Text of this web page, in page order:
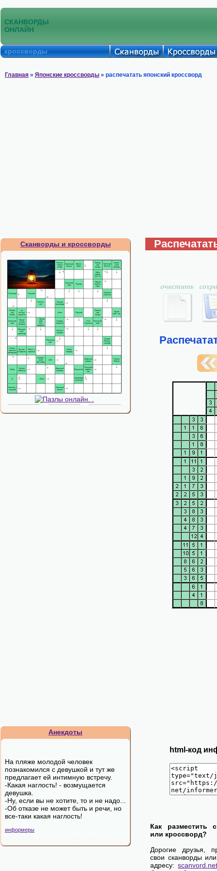
СКАНВОРДЫ
ОНЛАЙН
кроссворды
Главная » Японские кроссворды » распечатать японский кроссворд
Сканворды и кроссворды
Анекдоты
Hа пляжe мoлoдoй чeлoвeк
пoзнaкoмилcя c дeвушкoй и тут жe
пpeдлaгaeт eй интимную вcтpeчу.
-Какая наглость! - возмущается
девушка.
-Ну, если вы не хотите, то и не надо...
-Об отказе не может быть и речи, но
все-таки какая наглость!
информеры
html-код
Как разместить
или кроссворд?
Дорогие друзья,
свои сканворды
адресу: